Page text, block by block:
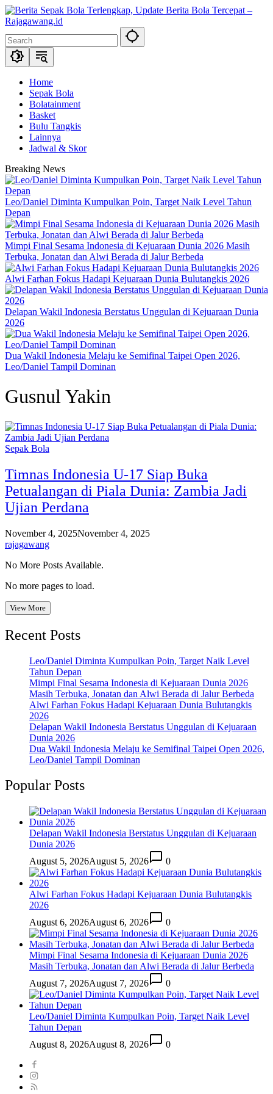
Skip
to
Home
Sepak Bola
Bolatainment
Basket
Bulu Tangkis
Lainnya
Jadwal & Skor
Breaking News
Leo/Daniel Diminta Kumpulkan Poin, Target Naik Level Tahun
Depan
Mimpi Final Sesama Indonesia di Kejuaraan Dunia 2026 Masih
Terbuka, Jonatan dan Alwi Berada di Jalur Berbeda
Alwi Farhan Fokus Hadapi Kejuaraan Dunia Bulutangkis 2026
Delapan Wakil Indonesia Berstatus Unggulan di Kejuaraan Dunia
2026
Dua Wakil Indonesia Melaju ke Semifinal Taipei Open 2026,
Leo/Daniel Tampil Dominan
Gusnul Yakin
Sepak Bola
Timnas Indonesia U-17 Siap Buka
Petualangan di Piala Dunia: Zambia Jadi
Ujian Perdana
November 4, 2025November 4, 2025
rajagawang
No More Posts Available.
No more pages to load.
View More
Recent Posts
Leo/Daniel Diminta Kumpulkan Poin, Target Naik Level
Tahun Depan
Mimpi Final Sesama Indonesia di Kejuaraan Dunia 2026
Masih Terbuka, Jonatan dan Alwi Berada di Jalur Berbeda
Alwi Farhan Fokus Hadapi Kejuaraan Dunia Bulutangkis
2026
Delapan Wakil Indonesia Berstatus Unggulan di Kejuaraan
Dunia 2026
Dua Wakil Indonesia Melaju ke Semifinal Taipei Open 2026,
Leo/Daniel Tampil Dominan
Popular Posts
Delapan Wakil Indonesia Berstatus Unggulan di Kejuaraan
Dunia 2026
August 5, 2026August 5, 2026 0
Alwi Farhan Fokus Hadapi Kejuaraan Dunia Bulutangkis
2026
August 6, 2026August 6, 2026 0
Mimpi Final Sesama Indonesia di Kejuaraan Dunia 2026
Masih Terbuka, Jonatan dan Alwi Berada di Jalur Berbeda
August 7, 2026August 7, 2026 0
Leo/Daniel Diminta Kumpulkan Poin, Target Naik Level
Tahun Depan
August 8, 2026August 8, 2026 0